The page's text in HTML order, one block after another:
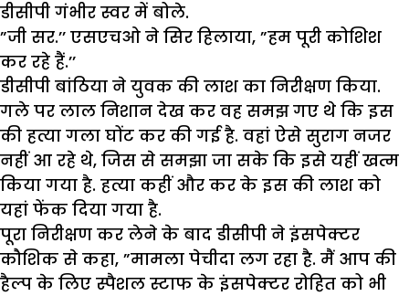
डीसीपी गंभीर स्वर में बोले.
”जी सर.’’ एसएचओ ने सिर हिलाया, ”हम पूरी कोशिश
कर रहे हैं.’’
डीसीपी बांठिया ने युवक की लाश का निरीक्षण किया.
गले पर लाल निशान देख कर वह समझ गए थे कि इस
की हत्या गला घोंट कर की गई है. वहां ऐसे सुराग नजर
नहीं आ रहे थे, जिस से समझा जा सके कि इसे यहीं खत्म
किया गया है. हत्या कहीं और कर के इस की लाश को
यहां फेंक दिया गया है.
पूरा निरीक्षण कर लेने के बाद डीसीपी ने इंसपेक्टर
कौशिक से कहा, ”मामला पेचीदा लग रहा है. मैं आप की
हैल्प के लिए स्पैशल स्टाफ के इंसपेक्टर रोहित को भी